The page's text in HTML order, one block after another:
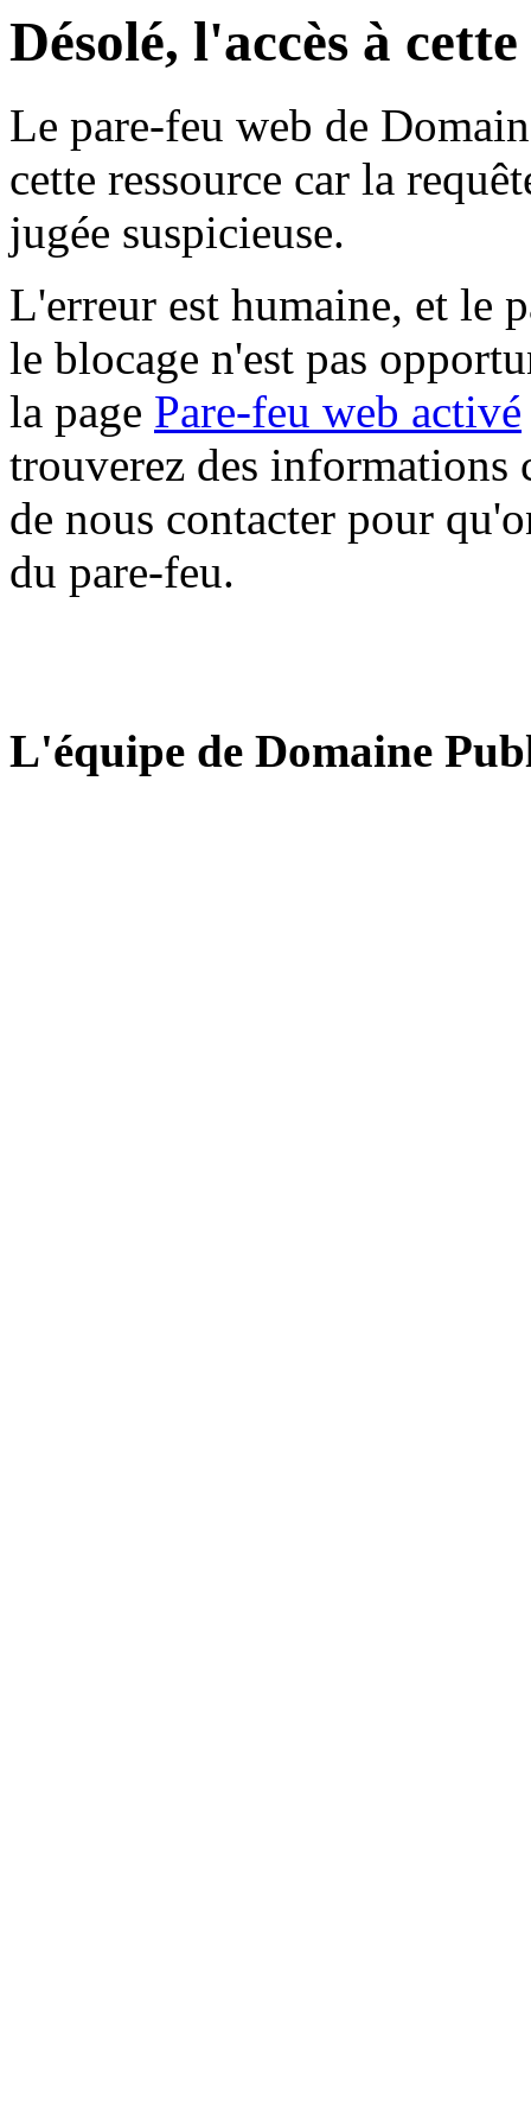
Désolé, l'accès à
Le pare-feu web de
cette ressource car la
jugée suspicieuse.
L'erreur est humaine, et le
le blocage n'est pas
la page Pare-feu web activé
trouverez des informations
de nous contacter pour
du pare-feu.
L'équipe de Domaine